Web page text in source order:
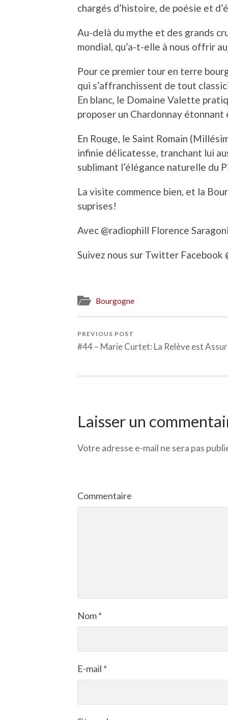
chargés d’histoire, de poésie et
Au-delà du mythe et des grands
mondial, qu’a-t-elle à nous offrir
Pour ce premier tour en terre
qui s’affranchissent de tout
En blanc, le Domaine Valette
proposer un Chardonnay
En Rouge, le Saint Romain
infinie délicatesse, tranchant lui
sublimant l’élégance naturelle du
La visite commence bien, et la
suprises!
Avec @radiophill Florence
Suivez nous sur Twitter Facebook
Bourgogne
PREVIOUS POST
#44 – Marie Curtet: La Relève est
Laisser un
Votre adresse e-mail ne sera pas
Commentaire
Nom*
E-mail *